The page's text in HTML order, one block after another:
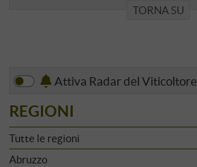
TORNA SU
Attiva Radar del Viticoltore
REGIONI
Tutte le regioni
Abruzzo